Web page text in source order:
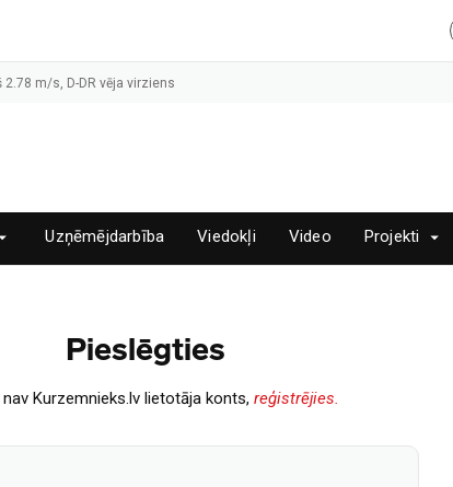
2.78 m/s, D-DR vēja virziens
Uzņēmējdarbība Viedokļi Video Projekti
Pieslēgties
Kurzemnieks.lv lietotāja konts, reģistrējies.